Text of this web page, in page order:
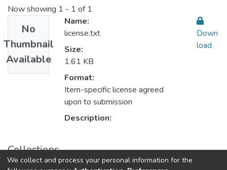
Now showing 1 - 1 of 1
No
Thumbnail
Available
Name:
license.txt
Size:
1.61 KB
Format:
Item-specific license agreed
upon to submission
Description:
Down
load
Collections
Law القانون
We collect and process your personal information for the